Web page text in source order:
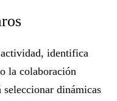
identifica
la colaboración
dinámicas